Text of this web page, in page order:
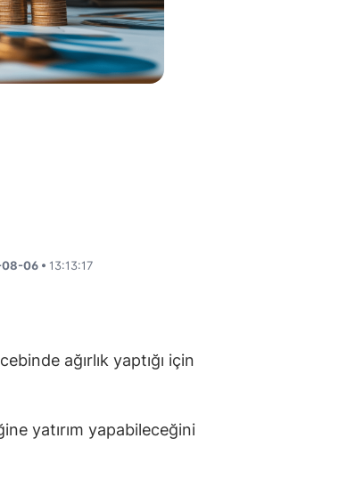
06 • 13:13:17
ağırlık yaptığı için
yatırım yapabileceğini